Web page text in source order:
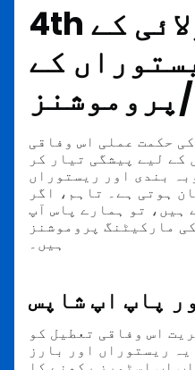
4th
کے
حکمت عملی اس وفاقی
کے لیے پیشگی تیار کر
بندی اور ریستوراں
ہوتی ہے۔ تاہم، اگر
ہیں، تو ہمارے پاس آپ
مارکیٹنگ پروموشنز
پاپ اپ شاپس
اس وفاقی تعطیل کو
ریستوراں اور بارز